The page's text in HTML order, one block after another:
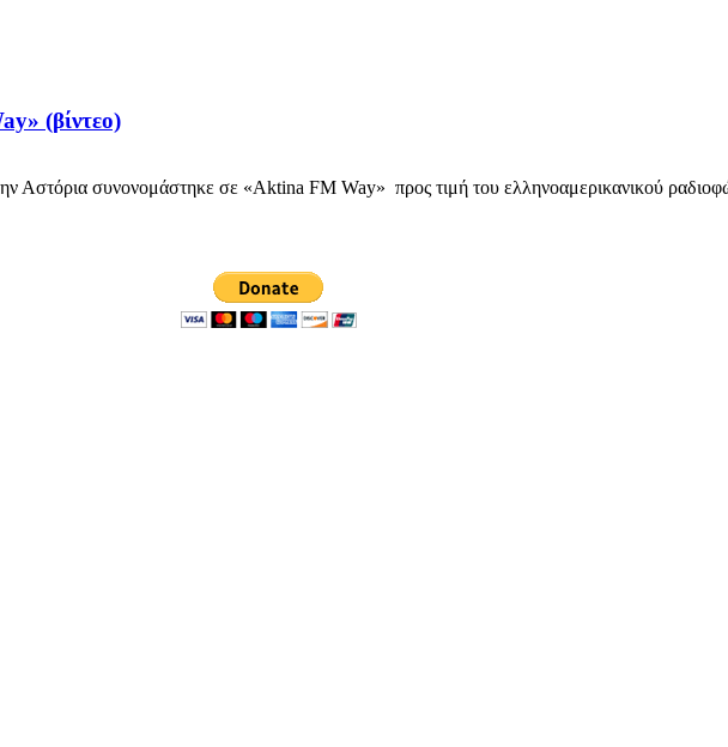
(βίντεο)
συνονομάστηκε σε «Aktina FM Way» προς τιμή του ελληνοαμερικανικού